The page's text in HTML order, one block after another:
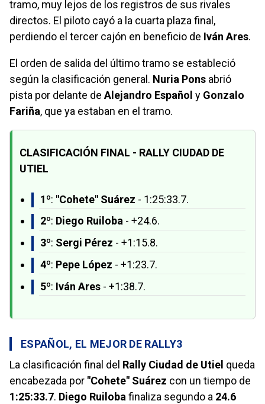
tramo, muy lejos de los registros de sus rivales
directos. El piloto cayó a la cuarta plaza final,
perdiendo el tercer cajón en beneficio de Iván Ares.
El orden de salida del último tramo se estableció
según la clasificación general. Nuria Pons abrió
pista por delante de Alejandro Español y Gonzalo
Fariña, que ya estaban en el tramo.
CLASIFICACIÓN FINAL - RALLY CIUDAD DE
UTIEL
1º: "Cohete" Suárez - 1:25:33.7.
2º: Diego Ruiloba - +24.6.
3º: Sergi Pérez - +1:15.8.
4º: Pepe López - +1:23.7.
5º: Iván Ares - +1:38.7.
ESPAÑOL, EL MEJOR DE RALLY3
La clasificación final del Rally Ciudad de Utiel queda
encabezada por "Cohete" Suárez con un tiempo de
1:25:33.7. Diego Ruilobafinaliza segundo a 24.6